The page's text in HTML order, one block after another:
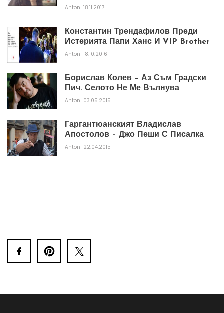
Anton 18.11.2017
Константин Трендафилов Преди
Истерията Папи Ханс И VIP Brother
Anton 18.10.2016
Борислав Колев – Аз Съм Градски
Пич. Селото Не Ме Вълнува
Anton 03.05.2015
Гаргантюанският Владислав
Апостолов – Джо Пеши С Писалка
Anton 22.04.2015